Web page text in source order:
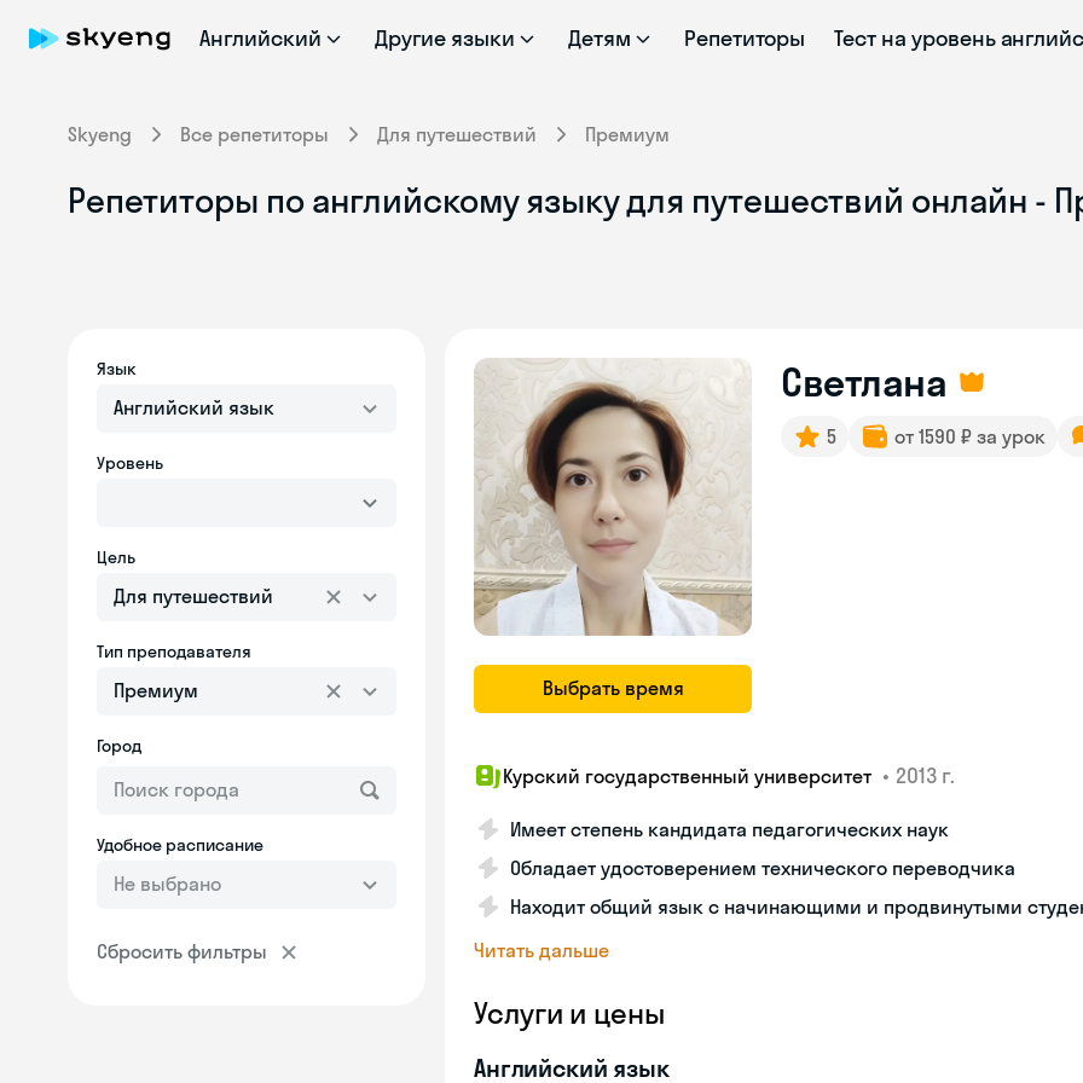
Английский Другие языки Детям Репетиторы Тест на уровень
Skyeng Все репетиторы Для путешествий Премиум
Репетиторы по английскому языку для путешествий онлайн -
Язык
Английский язык
Уровень
Цель
Для путешествий
Тип преподавателя
Премиум
Город
Удобное расписание
Не выбрано
Сбросить фильтры
Выбрать время
Светлана
5 от 1590 ₽ за урок
Курский государственный университет • 2013 г.
Имеет степень кандидата педагогических наук
Обладает удостоверением технического переводчика
Находит общий язык с начинающими и продвинутыми
Читать дальше
Услуги и цены
Английский язык